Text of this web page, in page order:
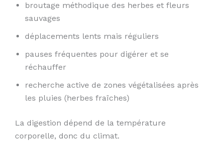
broutage méthodique des herbes et fleurs
sauvages
déplacements lents mais réguliers
pauses fréquentes pour digérer et se
réchauffer
recherche active de zones végétalisées après
les pluies (herbes fraîches)
La digestion dépend de la température
corporelle, donc du climat.